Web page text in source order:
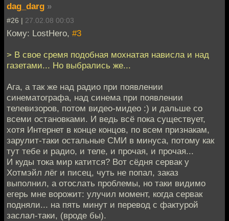
dag_darg »
#26 | 27.02.08 00:03
Кому: LostHero, #3
> В свое сремя подобная мохнатая нависла и над
газетами... Но выбрались же...
Ага, а так же над радио при появлении
синематографа, над синема при появлении
телевизоров, потом видео-мидео :) и дальше со
всеми остановками. И ведь всё пока существует,
хотя Интернет в конце концов, по всем признакам,
зарулит-таки остальные СМИ в минуса, потому как
тут тебе и радио, и теле, и прочая, и прочая...
И куды тока мир катится? Вот сёдня сервак у
Хотмэйл лёг и писец, чуть не попал, заказ
выполнил, а отослать проблемы, но таки видимо
егерь мне ворожит: улучил момент, когда сервак
подняли... на пять минут и перевод с фактурой
заслал-таки, (вроде бы).